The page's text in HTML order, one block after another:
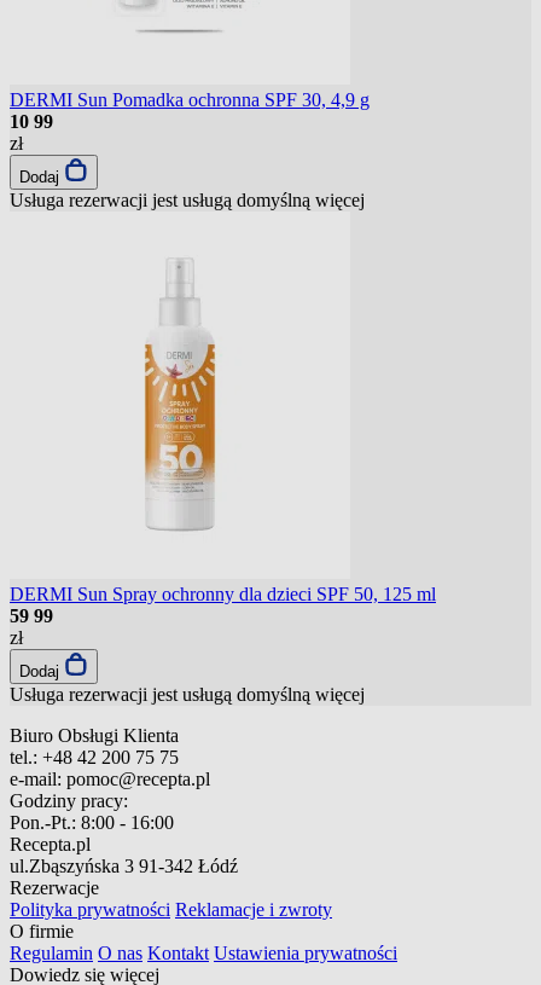
DERMI Sun Pomadka ochronna SPF 30, 4,9 g
10 99
zł
Dodaj
Usługa rezerwacji jest usługą domyślną więcej
DERMI Sun Spray ochronny dla dzieci SPF 50, 125 ml
59 99
zł
Dodaj
Usługa rezerwacji jest usługą domyślną więcej
Biuro Obsługi Klienta
tel.: +48 42 200 75 75
e-mail: pomoc@recepta.pl
Godziny pracy:
Pon.-Pt.: 8:00 - 16:00
Recepta.pl
ul.Zbąszyńska 3 91-342 Łódź
Rezerwacje
Polityka prywatności Reklamacje i zwroty
O firmie
Regulamin O nas Kontakt Ustawienia prywatności
Dowiedz się więcej